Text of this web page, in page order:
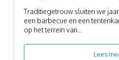
Traditiegetrouw sluiten we
een barbecue en een
op het terrein van...
Lees